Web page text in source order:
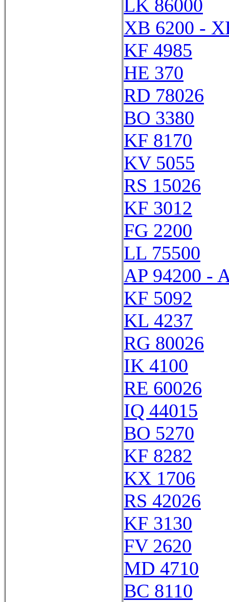
LK 86000
XB 6200 -
KF 4985
HE 370
RD 78026
BO 3380
KF 8170
KV 5055
RS 15026
KF 3012
FG 2200
LL 75500
AP 94200 -
KF 5092
KL 4237
RG 80026
IK 4100
RE 60026
IQ 44015
BO 5270
KF 8282
KX 1706
RS 42026
KF 3130
FV 2620
MD 4710
BC 8110